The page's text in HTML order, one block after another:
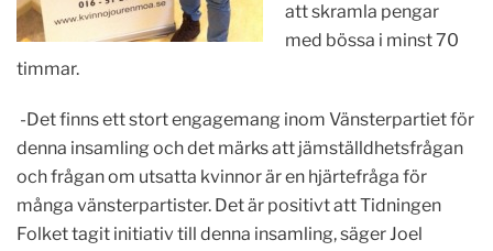
att skramla pengar
med bössa i minst 70
timmar.
-Det finns ett stort engagemang inom Vänsterpartiet för
denna insamling och det märks att jämställdhetsfrågan
och frågan om utsatta kvinnor är en hjärtefråga för
många vänsterpartister. Det är positivt att Tidningen
Folket tagit initiativ till denna insamling, säger Joel